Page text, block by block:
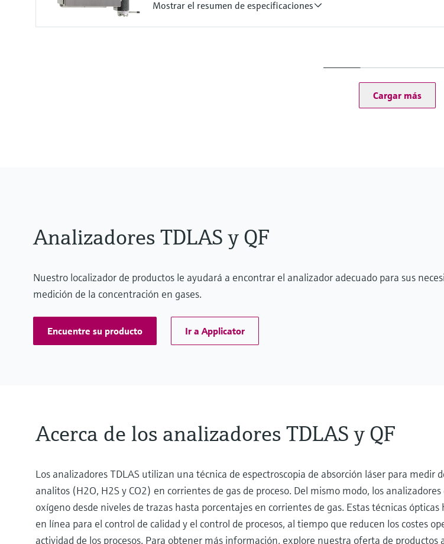
Mostrar el resumen de especificaciones
Cargar más
Analizadores TDLAS y QF
Nuestro localizador de productos le ayudará a encontrar el analizador adecuado para sus
medición de la concentración en gases.
Encuentre su producto Ir a Applicator
Acerca de los analizadores TDLAS y QF
Los analizadores TDLAS utilizan una técnica de espectroscopia de absorción láser para medir
analitos (H2O, H2S y CO2) en corrientes de gas de proceso. Del mismo modo, los
oxígeno desde niveles de trazas hasta porcentajes en corrientes de gas. Estas técnicas
en línea para el control de calidad y el control de procesos, al tiempo que reducen los costes
actividad de los procesos. Para obtener más información, explore nuestra oferta de productos